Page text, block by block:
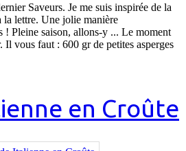
Saveurs. Je me suis inspirée de la
la lettre. Une jolie manière
! Pleine saison, allons-y ... Le moment
Il vous faut : 600 gr de petites asperges
en Croûte